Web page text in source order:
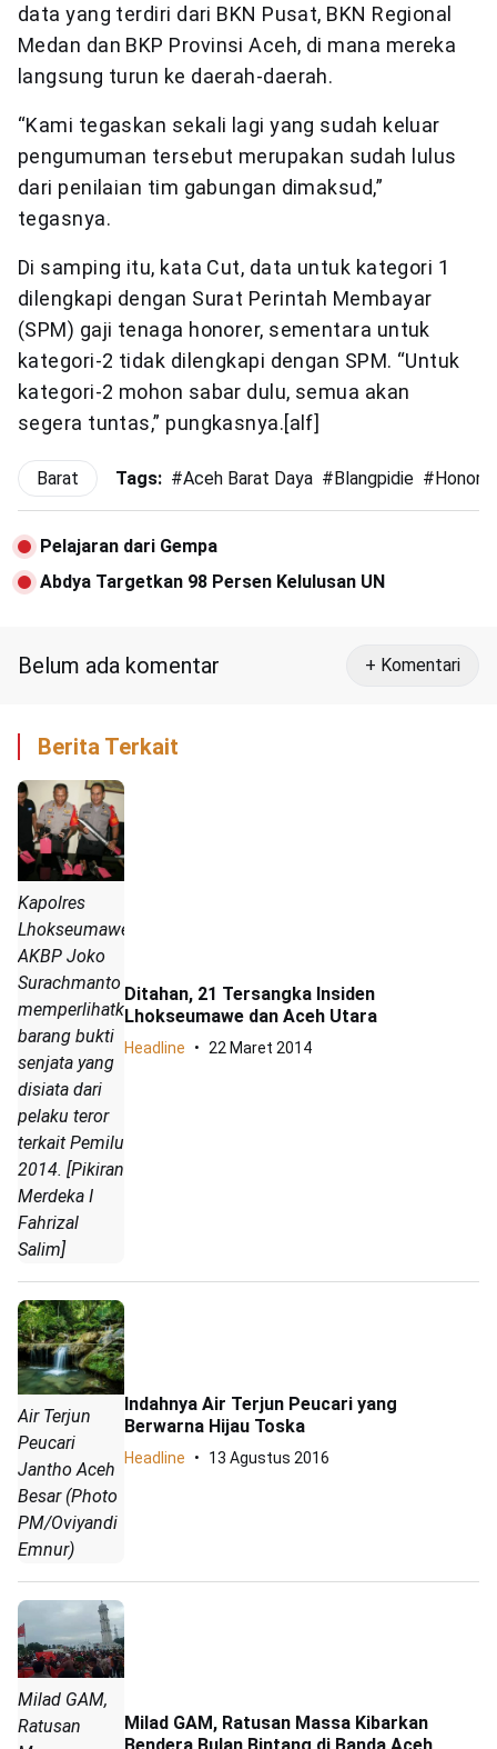
data yang terdiri dari BKN Pusat, BKN Regional
Medan dan BKP Provinsi Aceh, di mana mereka
langsung turun ke daerah-daerah.
“Kami tegaskan sekali lagi yang sudah keluar
pengumuman tersebut merupakan sudah lulus
dari penilaian tim gabungan dimaksud,”
tegasnya.
Di samping itu, kata Cut, data untuk kategori 1
dilengkapi dengan Surat Perintah Membayar
(SPM) gaji tenaga honorer, sementara untuk
kategori-2 tidak dilengkapi dengan SPM. “Untuk
kategori-2 mohon sabar dulu, semua akan
segera tuntas,” pungkasnya.[alf]
Barat Tags: #Aceh Barat Daya # Blangpidie # Honorer
Pelajaran dari Gempa
Abdya Targetkan 98 Persen Kelulusan UN
Belum ada komentar + Komentari
Berita Terkait
Kapolres
Lhokseumawe
AKBP Joko
Surachmanto
memperlihatkan
barang bukti
senjata yang
disiata dari
pelaku teror
terkait Pemilu
2014. [Pikiran
Merdeka I
Fahrizal
Salim]
Ditahan, 21 Tersangka Insiden
Lhokseumawe dan Aceh Utara
Headline 22 Maret 2014
Air Terjun
Peucari
Jantho Aceh
Besar (Photo
PM/Oviyandi
Emnur)
Indahnya Air Terjun Peucari yang
Berwarna Hijau Toska
Headline 13 Agustus 2016
Milad GAM,
Ratusan
Milad GAM, Ratusan Massa Kibarkan